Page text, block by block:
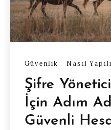
Güvenlik Nasıl
Şifre
İçin Adım
Güvenli